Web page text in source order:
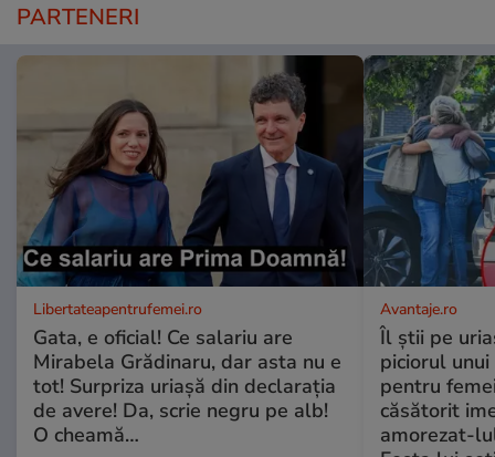
PARTENERI
Libertateapentrufemei.ro
Gata, e oficial! Ce salariu are
Mirabela Grădinaru, dar asta nu e
tot! Surpriza uriașă din declarația
de avere! Da, scrie negru pe alb!
O cheamă…
Avantaje.ro
Îl știi pe
piciorul
pentru
căsătorit
amorezat-